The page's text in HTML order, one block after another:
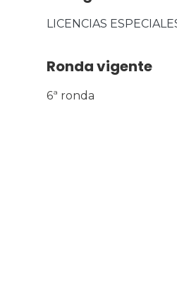
LICENCIAS
Ronda vigente
6ª ronda